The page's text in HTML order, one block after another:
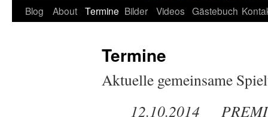
Blog About Termine Bilder Videos Gästebuch
Termine
Aktuelle gemeinsame
12.10.2014